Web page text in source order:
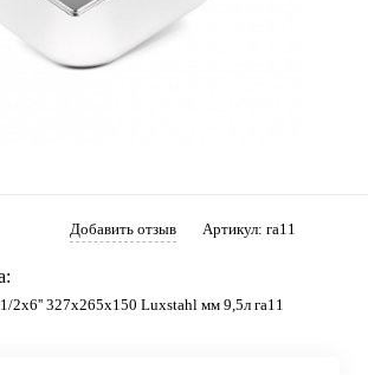
Добавить отзыв Артикул: га11
327х265х150 Luxstahl мм 9,5л га11